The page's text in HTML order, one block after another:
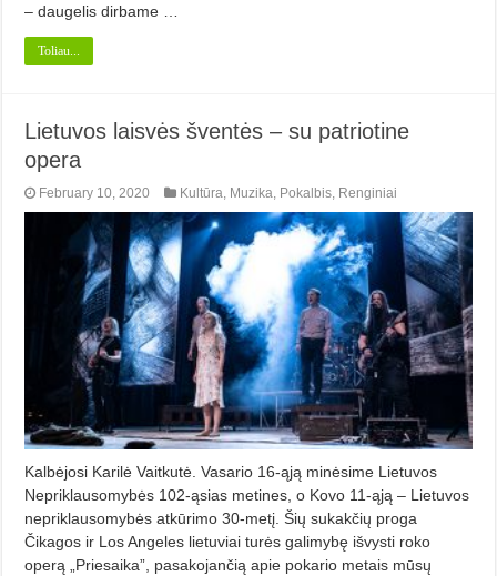
– daugelis dirbame …
Toliau...
Lietuvos laisvės šventės – su patriotine
opera
February 10, 2020 Kultūra Muzika Pokalbis Renginiai
Kalbėjosi Karilė Vaitkutė. Vasario 16-ąją minėsime Lietuvos
Nepriklausomybės 102-ąsias metines, o Kovo 11-ąją – Lietuvos
nepriklausomybės atkūrimo 30-metį. Šių sukakčių proga
Čikagos ir Los Angeles lietuviai turės galimybę išvysti roko
operą „Priesaika”, pasakojančią apie pokario metais mūsų